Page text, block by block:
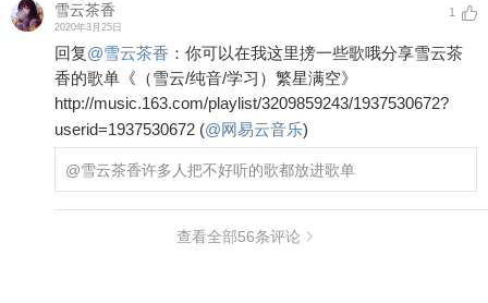
雪云茶香
2020年3月25日
1
回复@雪云茶香 ： 你可以在我这里搒一些歌哦分享雪云茶
香的歌单《（雪云/纯音/学习）繁星满空》
http://music.163.com/playlist/3209859243/1937530672?
userid=1937530672 (@网易云音乐)
@雪云茶香许多人把不好听的歌都放进歌单
查看全部56条评论